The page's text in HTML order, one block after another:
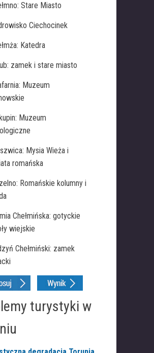
Stare Miasto
Ciechocinek
Katedra
zamek i stare miasto
Muzeum
Muzeum
Mysia Wieża i
romańska
Romańskie kolumny i
Chełmińska: gotyckie
wiejskie
Chełmiński: zamek
turystyki w